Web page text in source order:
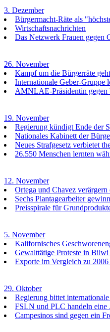
3. Dezember
Bürgermacht-Räte als
Wirtschaftsnachrichten
Das Netzwerk Frauen gegen
26. November
Kampf um die Bürgerräte
Internationale Geber-Gruppe
AMNLAE-Präsidentin gegen
19. November
Regierung kündigt Ende der
Nationales Kabinett der
Neues Strafgesetz verbietet
26.550 Menschen lernten
12. November
Ortega und Chavez
Sechs Plantagearbeiter
Preisspirale für
5. November
Kalifornisches
Gewalttätige Proteste in
Exporte im Vergleich zu
29. Oktober
Regierung bittet
FSLN und PLC handeln eine
Campesinos sind gegen ein